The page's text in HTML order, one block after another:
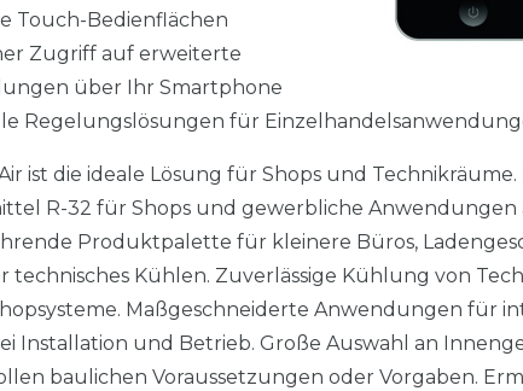
Touch-Bedienflächen
Zugriff auf erweiterte
über Ihr Smartphone
Regelungslösungen für
Air ist die ideale Lösung für Shops und
R-32 für Shops und gewerbliche Anwendungen
Produktpalette für kleinere Büros,
technisches Kühlen. Zuverlässige Kühlung von
Maßgeschneiderte Anwendungen für
Installation und Betrieb. Große Auswahl an
baulichen Voraussetzungen oder Vorgaben.